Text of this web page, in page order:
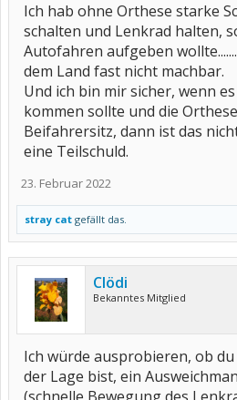
Ich hab ohne Orthese starke
schalten und Lenkrad halten,
Autofahren aufgeben
dem Land fast nicht machbar.
Und ich bin mir sicher, wenn
kommen sollte und die
Beifahrersitz, dann ist das
eine Teilschuld.
23. Februar 2022
stray cat gefällt das.
Clödi
Bekanntes Mitglied
Ich würde ausprobieren, ob
der Lage bist, ein